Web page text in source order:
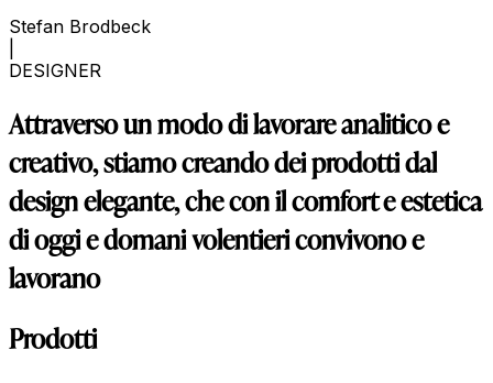
Stefan Brodbeck
DESIGNER
Attraverso un modo di lavorare analitico e
creativo, stiamo creando dei prodotti dal
design elegante, che con il comfort e estetica
di oggi e domani volentieri convivono e
lavorano
Prodotti